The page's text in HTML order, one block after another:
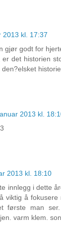
2013 kl. 17:37
gjør godt for
er det historien
2013 kl.
2013 kl. 18:10
innlegg i dette
viktig å
første man
varm klem.